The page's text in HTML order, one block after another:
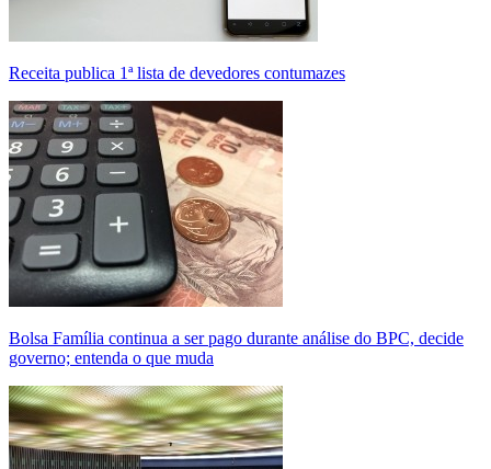
Receita publica 1ª lista de devedores contumazes
Bolsa Família continua a ser pago durante análise do BPC, decide
governo; entenda o que muda